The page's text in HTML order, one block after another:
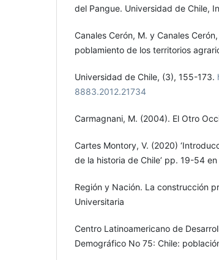
del Pangue. Universidad de Chile,
Canales Cerón, M. y Canales
poblamiento de los territorios
Universidad de Chile, (3), 155-173.
8883.2012.21734
Carmagnani, M. (2004). El Otro
Cartes Montory, V. (2020)
de la historia de Chile’ pp. 19-54
Región y Nación. La construcción
Universitaria
Centro Latinoamericano de
Demográfico No 75: Chile: